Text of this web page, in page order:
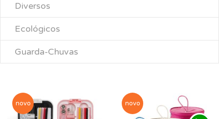
Diversos
Ecológicos
Guarda-Chuvas
novo novo